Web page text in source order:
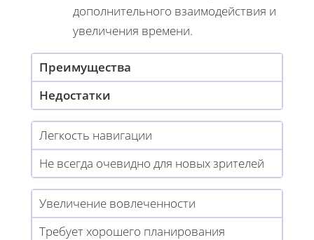
дополнительного взаимодействия и
увеличения времени.
Преимущества
Недостатки
Легкость навигации
Не всегда очевидно для новых зрителей
Увеличение вовлеченности
Требует хорошего планирования